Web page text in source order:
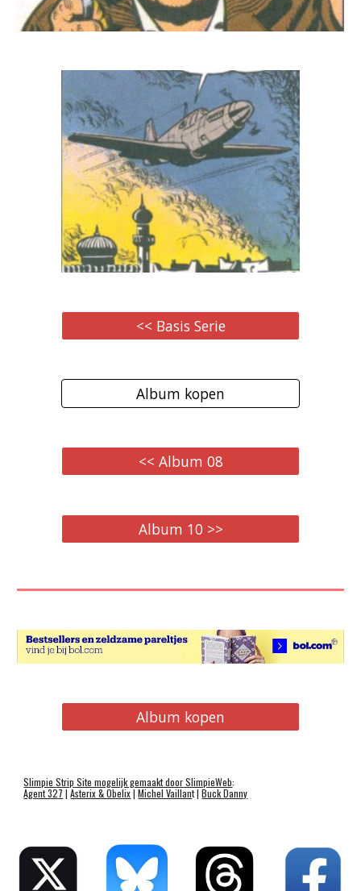
<< Basis Serie
Album kopen
<< Album 08
Album 10 >>
Album kopen
SlimpieStrip Site mogelijk gemaakt doorSlimpieWeb:
Agent 327 | Asterix & Obelix| Michel Vaillant | Buck Danny